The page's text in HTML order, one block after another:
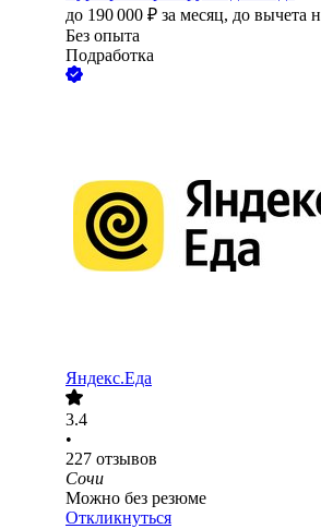
до 190 000 ₽ за месяц, до вычета
Без опыта
Подработка
Яндекс.Еда
3.4
•
227 отзывов
Сочи
Можно без резюме
Откликнуться